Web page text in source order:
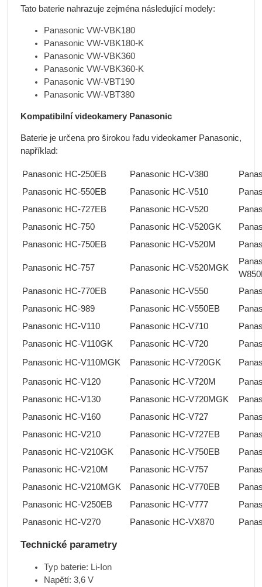
Tato baterie nahrazuje zejména následující modely:
Panasonic VW-VBK180
Panasonic VW-VBK180-K
Panasonic VW-VBK360
Panasonic VW-VBK360-K
Panasonic VW-VBT190
Panasonic VW-VBT380
Kompatibilní videokamery Panasonic
Baterie je určena pro širokou řadu videokamer Panasonic,
například:
Panasonic HC-250EB Panasonic HC-V380
Panasonic HC-550EB
Panasonic HC-V510
Panasonic HC-727EB
Panasonic HC-V520
Panasonic HC-750
Panasonic HC-V520GK
Panasonic HC-750EB
Panasonic HC-V520M
Panasonic HC-757 Panasonic HC-V520MGK
Panasonic HC-770EB
Panasonic HC-V550
Panasonic HC-989
Panasonic HC-V550EB
Panasonic HC-V110
Panasonic HC-V710
Panasonic HC-V110GK
Panasonic HC-V720
Panasonic HC-V110MGK
Panasonic HC-V720GK
Panasonic HC-V120 Panasonic HC-V720M
Panasonic HC-V130
Panasonic HC-V720MGK
Panasonic HC-V160
Panasonic HC-V727
Panasonic HC-V210
Panasonic HC-V727EB
Panasonic HC-V210GK
Panasonic HC-V750EB
Panasonic HC-V210M
Panasonic HC-V757
Panasonic HC-V210MGK
Panasonic HC-V770EB
Panasonic HC-V250EB
Panasonic HC-V777
Panasonic HC-V270
Panasonic HC-VX870
Technické parametry
Typ baterie: Li-Ion
Napětí: 3,6 V